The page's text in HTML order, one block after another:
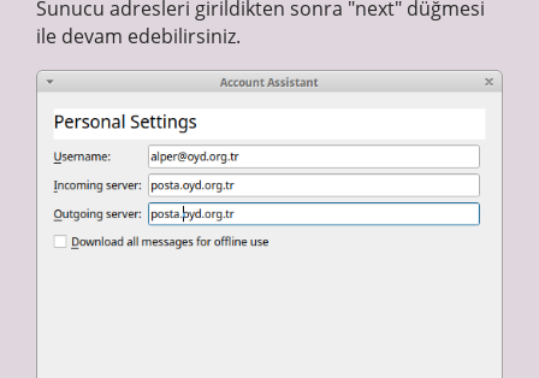
Sunucu adresleri girildikten sonra "next" düğmesi
ile devam edebilirsiniz.